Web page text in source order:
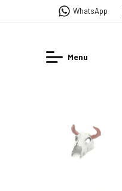
WhatsApp
Menu